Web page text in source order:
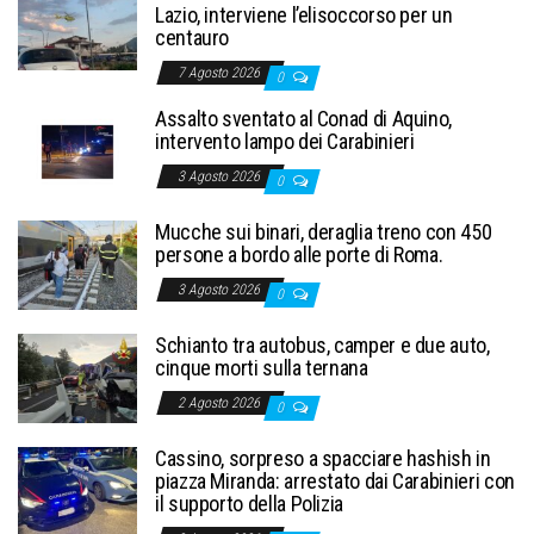
Lazio, interviene l’elisoccorso per un
centauro
7 Agosto 2026 0
Assalto sventato al Conad di Aquino,
intervento lampo dei Carabinieri
3 Agosto 2026 0
Mucche sui binari, deraglia treno con 450
persone a bordo alle porte di Roma.
3 Agosto 2026 0
Schianto tra autobus, camper e due auto,
cinque morti sulla ternana
2 Agosto 2026 0
Cassino, sorpreso a spacciare hashish in
piazza Miranda: arrestato dai Carabinieri con
il supporto della Polizia